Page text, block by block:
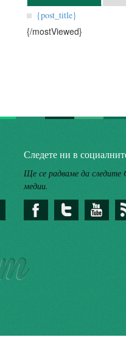
{post_title}
{/mostViewed}
Следете ни в
Ще се радваме да следите
медии.